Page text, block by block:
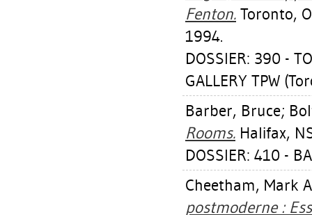
Fenton. Toronto,
1994.
DOSSIER: 390 -
GALLERY TPW
Barber, Bruce;
Rooms. Halifax,
DOSSIER: 410 -
Cheetham, Mark
postmoderne :